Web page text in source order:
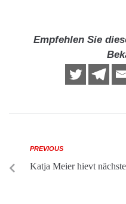
Empfehlen Sie
PREVIOUS
Katja Meier hievt